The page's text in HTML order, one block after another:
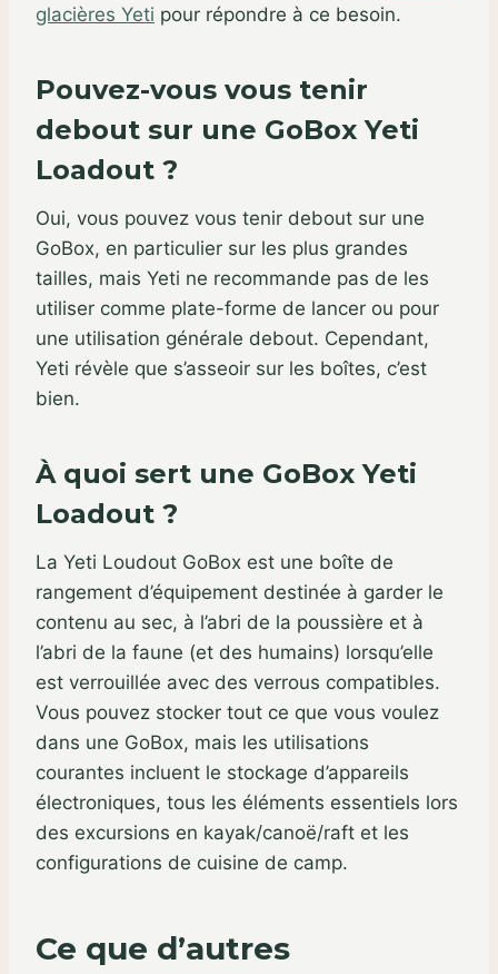
glacières Yeti pour répondre à ce besoin.
Pouvez-vous vous tenir
debout sur une GoBox Yeti
Loadout ?
Oui, vous pouvez vous tenir debout sur une
GoBox, en particulier sur les plus grandes
tailles, mais Yeti ne recommande pas de les
utiliser comme plate-forme de lancer ou pour
une utilisation générale debout. Cependant,
Yeti révèle que s’asseoir sur les boîtes, c’est
bien.
À quoi sert une GoBox Yeti
Loadout ?
La Yeti Loudout GoBox est une boîte de
rangement d’équipement destinée à garder le
contenu au sec, à l’abri de la poussière et à
l’abri de la faune (et des humains) lorsqu’elle
est verrouillée avec des verrous compatibles.
Vous pouvez stocker tout ce que vous voulez
dans une GoBox, mais les utilisations
courantes incluent le stockage d’appareils
électroniques, tous les éléments essentiels lors
des excursions en kayak/canoë/raft et les
configurations de cuisine de camp.
Ce que d’autres